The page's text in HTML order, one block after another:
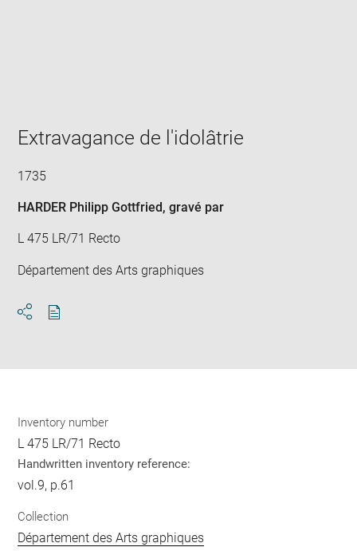
window
Extravagance de l'idolâtrie
1735
HARDER Philipp Gottfried, gravé par
L 475 LR/71 Recto
Département des Arts graphiques
Inventory number
L 475 LR/71 Recto
Handwritten inventory reference:
vol.9, p.61
Collection
Département des Arts graphiques